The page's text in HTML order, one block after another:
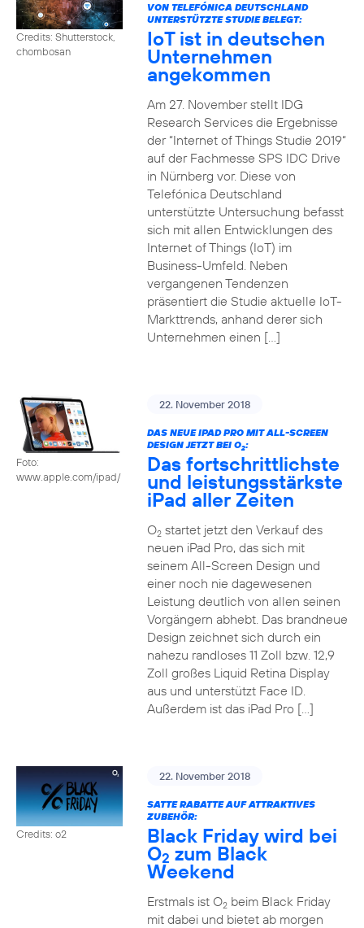
Credits: Shutterstock,
chombosan
VON TELEFÓNICA DEUTSCHLAND
UNTERSTÜTZTE STUDIE BELEGT:
IoT ist in deutschen
Unternehmen
angekommen
Am 27. November stellt IDG
Research Services die Ergebnisse
der “Internet of Things Studie 2019“
auf der Fachmesse SPS IDC Drive
in Nürnberg vor. Diese von
Telefónica Deutschland
unterstützte Untersuchung befasst
sich mit allen Entwicklungen des
Internet of Things (IoT) im
Business-Umfeld. Neben
vergangenen Tendenzen
präsentiert die Studie aktuelle IoT-
Markttrends, anhand derer sich
Unternehmen einen […]
Foto:
www.apple.com/ipad/
22. November 2018
DAS NEUE IPAD PRO MIT ALL-SCREEN
DESIGN JETZT BEI O2:
Das fortschrittlichste
und leistungsstärkste
iPad aller Zeiten
O2startet jetzt den Verkauf des
neuen iPad Pro, das sich mit
seinem All-Screen Design und
einer noch nie dagewesenen
Leistung deutlich von allen seinen
Vorgängern abhebt. Das brandneue
Design zeichnet sich durch ein
nahezu randloses 11 Zoll bzw. 12,9
Zoll großes Liquid Retina Display
aus und unterstützt Face ID.
Außerdem ist das iPad Pro […]
Credits: o2
22. November 2018
SATTE RABATTE AUF ATTRAKTIVES
ZUBEHÖR:
Black Friday wird bei
O2 zum Black
Weekend
Erstmals ist O2beim Black Friday
mit dabei und bietet ab morgen